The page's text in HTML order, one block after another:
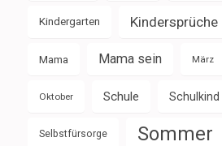
Kindergarten Kindersprüche
Mama Mama sein März
Oktober Schule Schulkind
Selbstfürsorge Sommer